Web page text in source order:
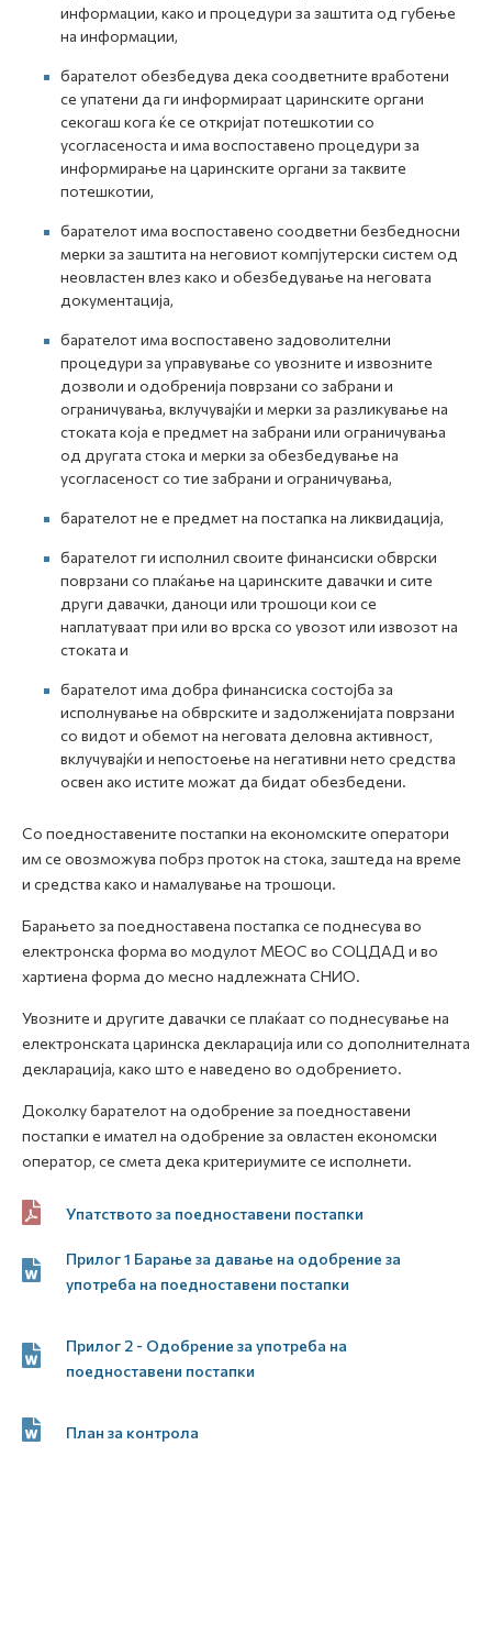
информации, како и процедури за заштита од губење
на информации,
барателот обезбедува дека соодветните вработени
се упатени да ги информираат царинските органи
секогаш кога ќе се откријат потешкотии со
усогласеноста и има воспоставено процедури за
информирање на царинските органи за таквите
потешкотии,
барателот има воспоставено соодветни безбедносни
мерки за заштита на неговиот компјутерски систем од
неовластен влез како и обезбедување на неговата
документација,
барателот има воспоставено задоволителни
процедури за управување со увозните и извозните
дозволи и одобренија поврзани со забрани и
ограничувања, вклучувајќи и мерки за разликување на
стоката која е предмет на забрани или ограничувања
од другата стока и мерки за обезбедување на
усогласеност со тие забрани и ограничувања,
барателот не е предмет на постапка на ликвидација,
барателот ги исполнил своите финансиски обврски
поврзани со плаќање на царинските давачки и сите
други давачки, даноци или трошоци кои се
наплатуваат при или во врска со увозот или извозот на
стоката и
барателот има добра финансиска состојба за
исполнување на обврските и задолженијата поврзани
со видот и обемот на неговата деловна активност,
вклучувајќи и непостоење на негативни нето средства
освен ако истите можат да бидат обезбедени.
Со поедноставените постапки на економските оператори
им се овозможува побрз проток на стока, заштеда на време
и средства како и намалување на трошоци.
Барањето за поедноставена постапка се поднесува во
електронска форма во модулот МЕОС во СОЦДАД и во
хартиена форма до месно надлежната СНИО.
Увозните и другите давачки се плаќаат со поднесување на
електронската царинска декларација или со дополнителната
декларација, како што е наведено во одобрението.
Доколку барателот на одобрение за поедноставени
постапки е имател на одобрение за овластен економски
оператор, се смета дека критериумите се исполнети.
Упатството за поедноставени постапки
Прилог 1 Барање за давање на одобрение за
употреба на поедноставени постапки
Прилог 2 - Одобрение за употреба на
поедноставени постапки
План за контрола